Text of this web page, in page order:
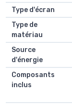
Type d'écran
Type de
matériau
Source
d'énergie
Composants
inclus